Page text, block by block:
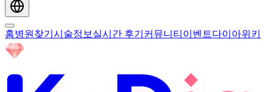
홈병원찾기 시술정보 실시간 후기 커뮤니티 이벤트다이아위키